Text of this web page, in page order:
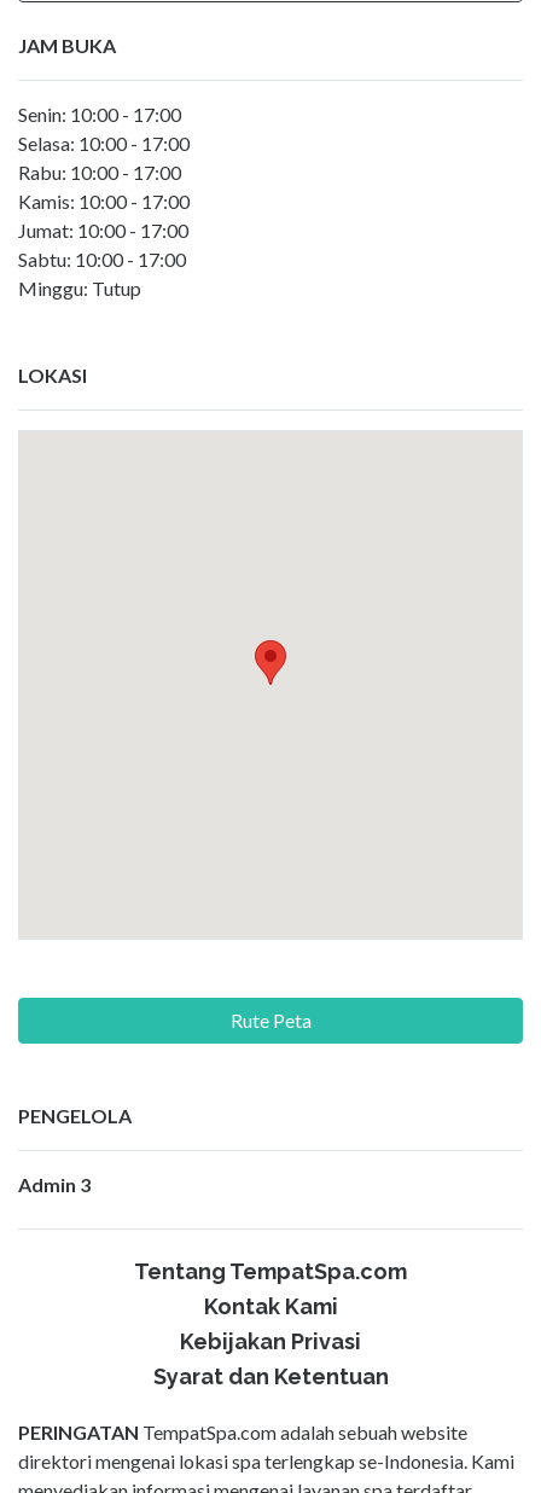
JAM BUKA
Senin: 10:00 - 17:00
Selasa: 10:00 - 17:00
Rabu: 10:00 - 17:00
Kamis: 10:00 - 17:00
Jumat: 10:00 - 17:00
Sabtu: 10:00 - 17:00
Minggu: Tutup
LOKASI
Rute Peta
PENGELOLA
Admin 3
Tentang TempatSpa.com
Kontak Kami
Kebijakan Privasi
Syarat dan Ketentuan
PERINGATAN TempatSpa.com adalah sebuah website
direktori mengenai lokasi spa terlengkap se-Indonesia. Kami